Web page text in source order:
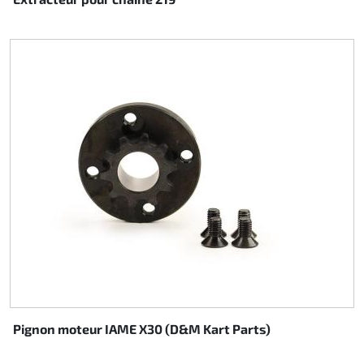
Pignon moteur IAME X30 (D&M Kart Parts)
Pièce de maintine
Plastique CIK
Plastique location
Plastique XTR 14
Axe arrieres